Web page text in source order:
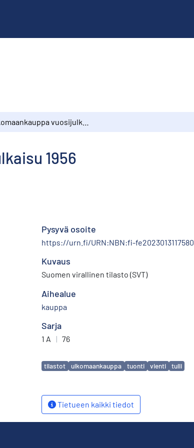
1956
Pysyvä osoite
https://urn.fi/URN:NBN:fi-fe2023013117580
Kuvaus
Suomen virallinen tilasto (SVT)
Aihealue
kauppa
Sarja
1 A | 76
Avainsanat
tilastot ulkomaankauppa tuonti vienti tulli
Tietueen kaikki tiedot